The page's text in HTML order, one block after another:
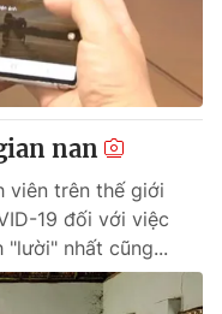
nan
viên trên thế giới
19 đối với việc
"lười" nhất cũng...